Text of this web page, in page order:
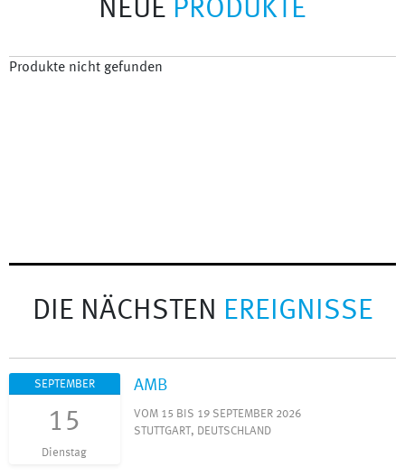
NEUE PRODUKTE
Produkte nicht gefunden
DIE NÄCHSTEN EREIGNISSE
SEPTEMBER
15
Dienstag
AMB
VOM 15 BIS 19 SEPTEMBER 2026
STUTTGART, DEUTSCHLAND